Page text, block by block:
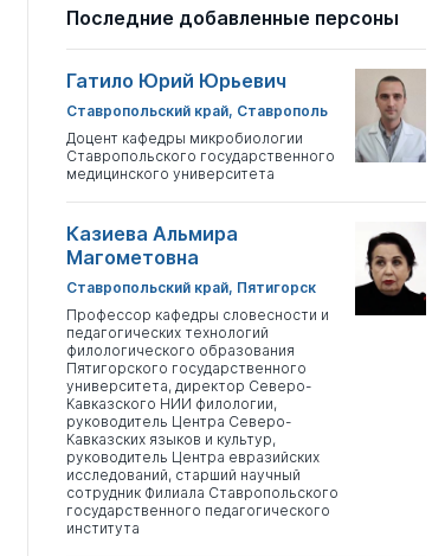
Последние добавленные персоны
Гатило Юрий Юрьевич
Ставропольский край, Ставрополь
Доцент кафедры микробиологии
Ставропольского государственного
медицинского университета
Казиева Альмира
Магометовна
Ставропольский край, Пятигорск
Профессор кафедры словесности и
педагогических технологий
филологического образования
Пятигорского государственного
университета, директор Северо-
Кавказского НИИ филологии,
руководитель Центра Северо-
Кавказских языков и культур,
руководитель Центра евразийских
исследований, старший научный
сотрудник Филиала Ставропольского
государственного педагогического
института